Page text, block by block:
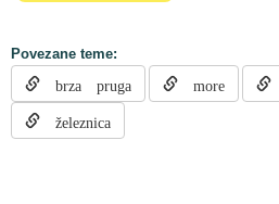
Povezane teme:
brza pruga more
železnica